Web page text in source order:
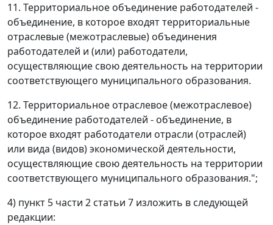
11. Территориальное объединение работодателей -
объединение, в которое входят территориальные
отраслевые (межотраслевые) объединения
работодателей и (или) работодатели,
осуществляющие свою деятельность на территории
соответствующего муниципального образования.
12. Территориальное отраслевое (межотраслевое)
объединение работодателей - объединение, в
которое входят работодатели отрасли (отраслей)
или вида (видов) экономической деятельности,
осуществляющие свою деятельность на территории
соответствующего муниципального образования.";
4) пункт 5 части 2 статьи 7 изложить в следующей
редакции: